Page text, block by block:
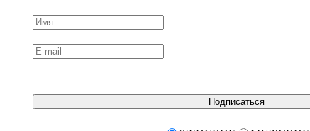
Подписаться